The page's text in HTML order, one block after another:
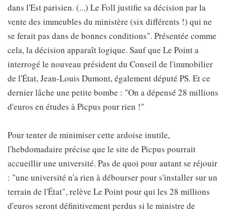
dans l'Est parisien. (...) Le Foll justifie sa décision par la
vente des immeubles du ministère (six différents !) qui ne
se ferait pas dans de bonnes conditions". Présentée comme
cela, la décision apparaît logique. Sauf que Le Point a
interrogé le nouveau président du Conseil de l'immobilier
de l'État, Jean-Louis Dumont, également député PS. Et ce
dernier lâche une petite bombe : "On a dépensé 28 millions
d'euros en études à Picpus pour rien !"
Pour tenter de minimiser cette ardoise inutile,
l'hebdomadaire précise que le site de Picpus pourrait
accueillir une université. Pas de quoi pour autant se réjouir
: "une université n'a rien à débourser pour s'installer sur un
terrain de l'État", relève Le Point pour qui les 28 millions
d'euros seront définitivement perdus si le ministre de